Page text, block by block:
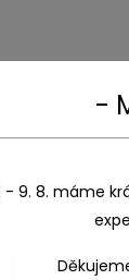
-
- 9. 8. máme